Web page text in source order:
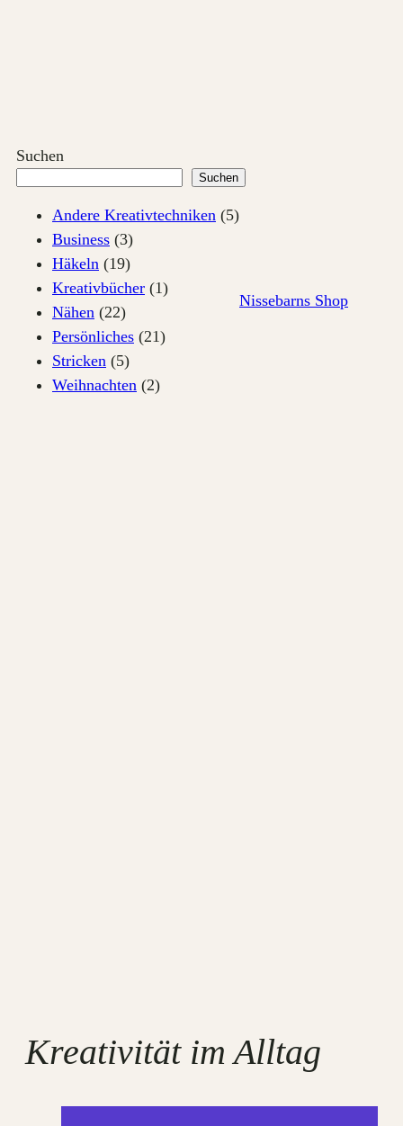
Suchen
Suchen
Andere Kreativtechniken (5)
Business (3)
Häkeln (19)
Kreativbücher (1)
Nähen (22)
Persönliches (21)
Stricken (5)
Weihnachten (2)
Nissebarns Shop
Kreativität im Alltag